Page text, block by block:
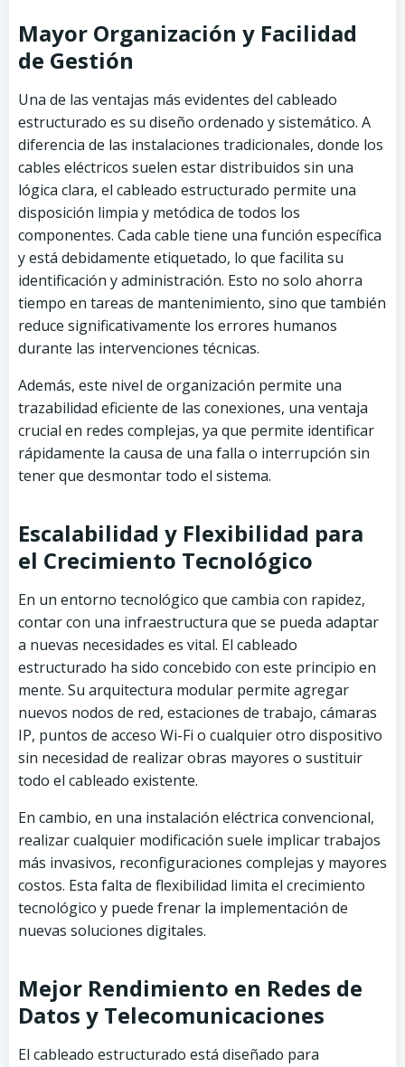
Mayor Organización y Facilidad
de Gestión
Una de las ventajas más evidentes del cableado
estructurado es su diseño ordenado y sistemático. A
diferencia de las instalaciones tradicionales, donde los
cables eléctricos suelen estar distribuidos sin una
lógica clara, el cableado estructurado permite una
disposición limpia y metódica de todos los
componentes. Cada cable tiene una función específica
y está debidamente etiquetado, lo que facilita su
identificación y administración. Esto no solo ahorra
tiempo en tareas de mantenimiento, sino que también
reduce significativamente los errores humanos
durante las intervenciones técnicas.
Además, este nivel de organización permite una
trazabilidad eficiente de las conexiones, una ventaja
crucial en redes complejas, ya que permite identificar
rápidamente la causa de una falla o interrupción sin
tener que desmontar todo el sistema.
Escalabilidad y Flexibilidad para
el Crecimiento Tecnológico
En un entorno tecnológico que cambia con rapidez,
contar con una infraestructura que se pueda adaptar
a nuevas necesidades es vital. El cableado
estructurado ha sido concebido con este principio en
mente. Su arquitectura modular permite agregar
nuevos nodos de red, estaciones de trabajo, cámaras
IP, puntos de acceso Wi-Fi o cualquier otro dispositivo
sin necesidad de realizar obras mayores o sustituir
todo el cableado existente.
En cambio, en una instalación eléctrica convencional,
realizar cualquier modificación suele implicar trabajos
más invasivos, reconfiguraciones complejas y mayores
costos. Esta falta de flexibilidad limita el crecimiento
tecnológico y puede frenar la implementación de
nuevas soluciones digitales.
Mejor Rendimiento en Redes de
Datos y Telecomunicaciones
El cableado estructurado está diseñado para